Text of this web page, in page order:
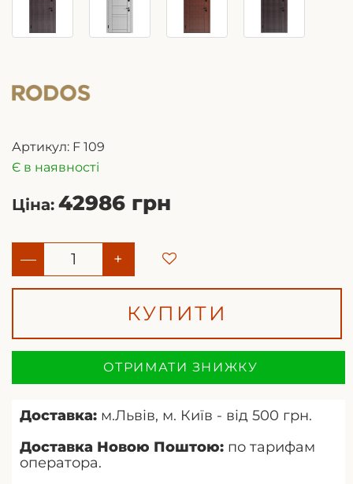
Артикул: F 109
Є в наявності
Ціна: 42986 грн
— +
КУПИТИ
ОТРИМАТИ ЗНИЖКУ
Доставка: м.Львів, м. Київ - від 500 грн.
Доставка Новою Поштою: по тарифам
оператора.